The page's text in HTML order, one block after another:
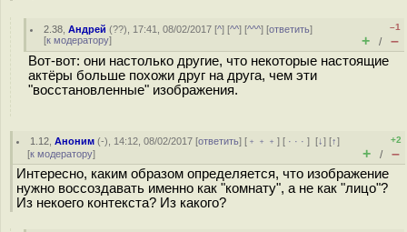
2.38 ,Андрей (??), 17:41, 08/02/2017 [^] [^^] [^^^] [ответить]
[к модератору]
–1
+ / –
Вот-вот: они настолько другие, что некоторые настоящие
актёры больше похожи друг на друга, чем эти
"восстановленные" изображения.
1.12 ,Аноним (-), 14:12, 08/02/2017 [ответить] [ ﹢﹢﹢] [ · · ·][↓] [↑]
[к модератору]
+2
+ / –
Интересно, каким образом определяется, что изображение
нужно воссоздавать именно как "комнату", а не как "лицо"?
Из некоего контекста? Из какого?